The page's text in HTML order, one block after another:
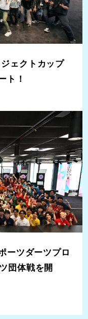
ェクトカップ
ト！
ーツダーツプロ
団体戦を開